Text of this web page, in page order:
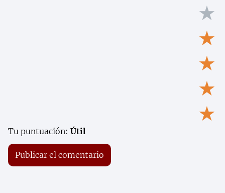
★
★
★
★
★
Tu puntuación: Útil